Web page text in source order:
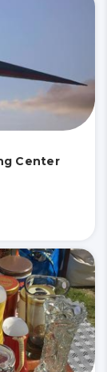
Center